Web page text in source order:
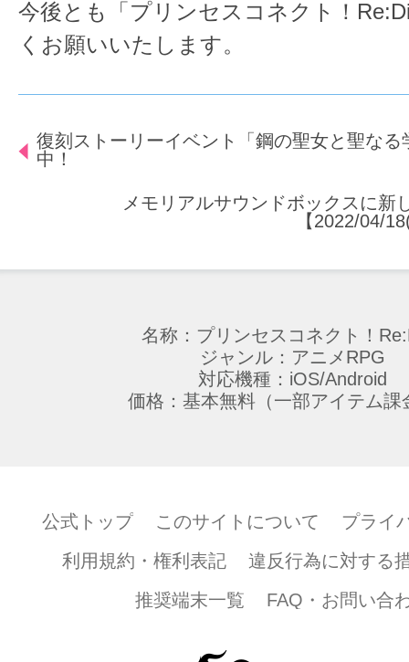
今後とも「プリンセスコネクト！
くお願いいたします。
復刻ストーリーイベント「鋼の聖女と聖なる
中！
メモリアルサウンドボックスに新
【2022/04/
名称：プリンセスコネクト！
ジャンル：アニメRPG
対応機種：iOS/Android
価格：基本無料（一部アイテム課
公式トップ このサイトについて
プライ
利用規約・権利表記
違反行為に対する
推奨端末一覧
FAQ・お問い合